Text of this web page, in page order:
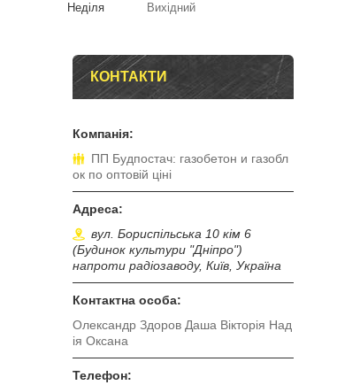
Неділя
Вихідний
КОНТАКТИ
ПП Будпостач: газобетон и газобл
ок по оптовій ціні
вул. Бориспільська 10 кім 6
(Будинок культури "Дніпро")
напроти радіозаводу, Київ, Україна
Олександр Здоров Даша Вікторія Над
ія Оксана